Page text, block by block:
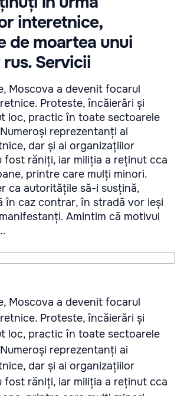
interetnice,
de moartea unui
Servicii
Moscova a devenit focarul
Proteste, încăierări și
loc, practic în toate sectoarele
reprezentanți ai
dar și ai organizațiilor
fost răniți, iar miliția a reținut cca
printre care mulți minori.
ca autoritățile să-i susțină,
în caz contrar, în stradă vor ieși
Amintim că motivul
Moscova a devenit focarul
Proteste, încăierări și
loc, practic în toate sectoarele
reprezentanți ai
dar și ai organizațiilor
fost răniți, iar miliția a reținut cca